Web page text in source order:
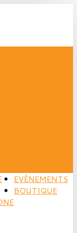
EVÈNEMENTS
BOUTIQUE